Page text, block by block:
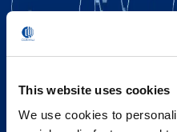
This website uses cookies
We use cookies to